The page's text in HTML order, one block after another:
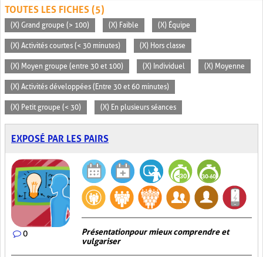
TOUTES LES FICHES (5)
(X) Grand groupe (> 100) (X) Faible (X) Équipe
(X) Activités courtes (< 30 minutes) (X) Hors classe
(X) Moyen groupe (entre 30 et 100) (X) Individuel (X) Moyenne
(X) Activités développées (Entre 30 et 60 minutes)
(X) Petit groupe (< 30) (X) En plusieurs séances
EXPOSÉ PAR LES PAIRS
0
Présentation pour mieux comprendre et
vulgariser